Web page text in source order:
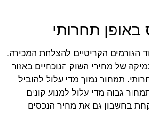
תחרותי
הגורמים הקריטיים להצלחת המכירה.
של מחירי השוק הנוכחיים באזור
תמחור נמוך מדי עלול להוביל
גבוה מדי עלול למנוע קונים
בחשבון גם את מחיר הנכסים